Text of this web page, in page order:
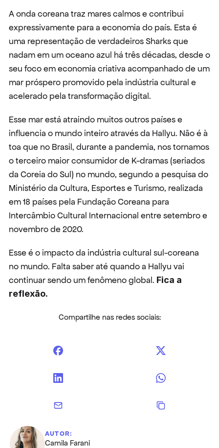
A onda coreana traz mares calmos e contribui
expressivamente para a economia do país. Esta é
uma representação de verdadeiros Sharks que
nadam em um oceano azul há três décadas, desde o
seu foco em economia criativa acompanhado de um
mar próspero promovido pela indústria cultural e
acelerado pela transformação digital.
Esse mar está atraindo muitos outros países e
influencia o mundo inteiro através da Hallyu. Não é à
toa que no Brasil, durante a pandemia, nos tornamos
o terceiro maior consumidor de K-dramas (seriados
da Coreia do Sul) no mundo, segundo a pesquisa do
Ministério da Cultura, Esportes e Turismo, realizada
em 18 países pela Fundação Coreana para
Intercâmbio Cultural Internacional entre setembro e
novembro de 2020.
Esse é o impacto da indústria cultural sul-coreana
no mundo. Falta saber até quando a Hallyu vai
continuar sendo um fenômeno global. Fica a
reflexão.
Compartilhe nas redes sociais:
AUTOR:
Camila Farani